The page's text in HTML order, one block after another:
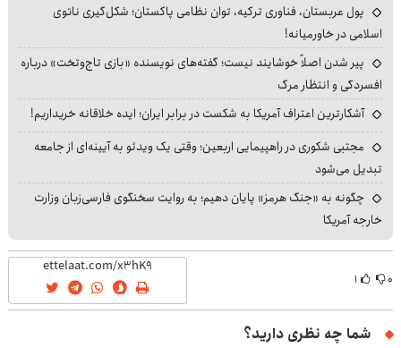
پول عربستان، فناوری ترکیه، توان نظامی پاکستان؛ شکل‌گیری ناتوی
اسلامی در خاورمیانه!
پیر شدن اصلاً خوشایند نیست؛ گفته‌های نویسنده «بازی تاج‌وتخت» درباره
افسردگی و انتظار مرگ
آشکارترین اعتراف آمریکا به شکست در برابر ایران؛ ایده خلاقانه خریداریم!
مجتبی شکوری در راهپیمایی اربعین؛ وقتی یک ویدئو به آیینه‌ای از جامعه
تبدیل می‌شود
چگونه به «جنگ هرمز» پایان دهیم؛ به روایت سخنگوی فارسی‌زبان وزارت
خارجه آمریکا
۰ ۱
شما چه نظری دارید؟